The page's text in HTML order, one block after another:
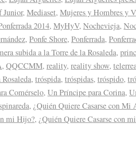
Junior, Mediaset, Mujeres y Hombres y
2014, MyHyV, Nochevieja,
, Ponfe Shore, Ponferrada,
subida a la Torre de la Rosaleda,
, QQCCMM, reality, reality show,
, tróspida, tróspidas, tróspido,
Comérselo, Un Príncipe para Corina,
, ¿Quién Quiere Casarse con Mi
mi Hijo?, ¿Quién Quiere Casarse con